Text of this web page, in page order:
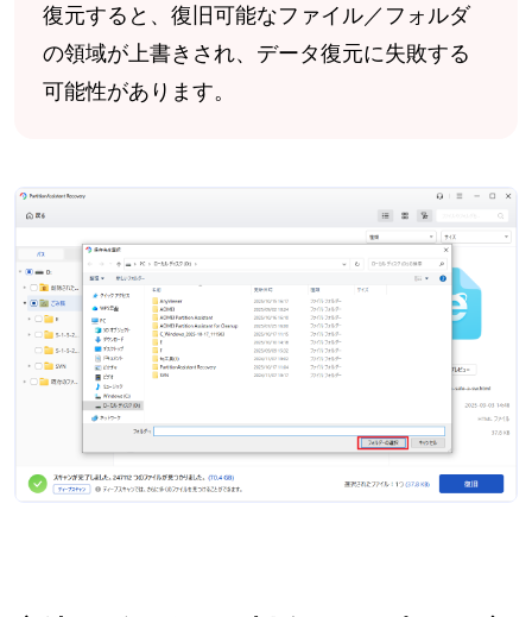
復元すると、復旧可能なファイル／フォルダ
の領域が上書きされ、データ復元に失敗する
可能性があります。